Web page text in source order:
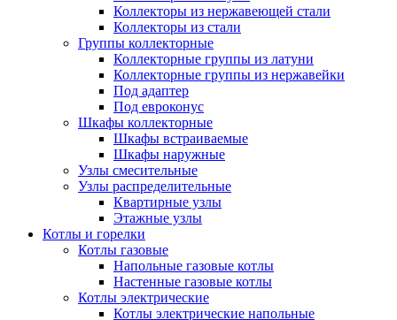
Коллекторы из нержавеющей стали
Коллекторы из стали
Группы коллекторные
Коллекторные группы из латуни
Коллекторные группы из нержавейки
Под адаптер
Под евроконус
Шкафы коллекторные
Шкафы встраиваемые
Шкафы наружные
Узлы смесительные
Узлы распределительные
Квартирные узлы
Этажные узлы
Котлы и горелки
Котлы газовые
Напольные газовые котлы
Настенные газовые котлы
Котлы электрические
Котлы электрические напольные